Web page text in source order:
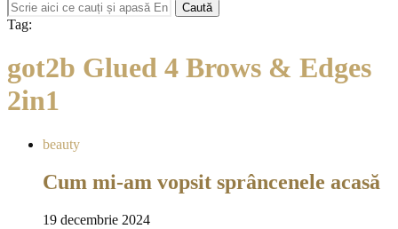
Caută
Tag:
got2b Glued 4 Brows & Edges
2in1
beauty
Cum mi-am vopsit sprâncenele acasă
19 decembrie 2024